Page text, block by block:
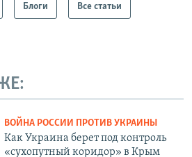
Блоги Все статьи
ВОЙНА РОССИИ ПРОТИВ УКРАИНЫ
Как Украина берет под контроль
«сухопутный коридор» в Крым